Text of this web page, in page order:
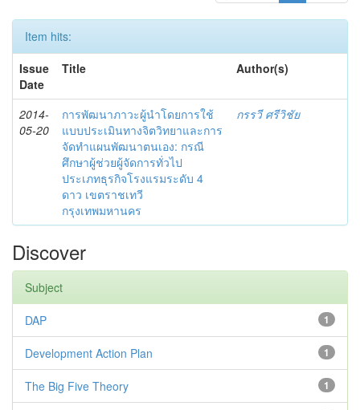
Item hits:
Issue
Date
Title Author(s)
2014-
05-20
การพัฒนาภาวะผู้นำโดยการใช้
แบบประเมินทางจิตวิทยาและการ
จัดทำแผนพัฒนาตนเอง: กรณี
ศึกษาผู้ช่วยผู้จัดการทั่วไป
ประเภทธุรกิจโรงแรมระดับ 4
ดาว เขตราชเทวี
กรุงเทพมหานคร
กรรวี ศรีวิชัย
Discover
Subject
1
DAP
1
Development Action Plan
1
The Big Five Theory